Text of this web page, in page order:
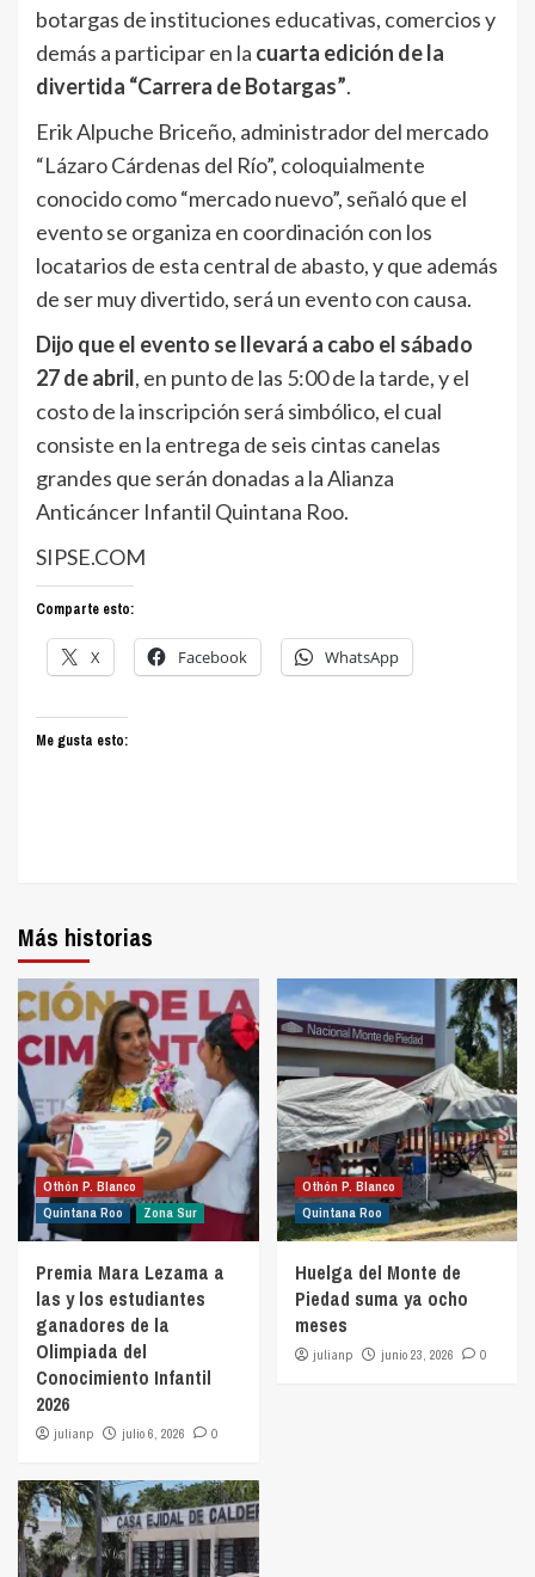
botargas de instituciones educativas, comercios y
demás a participar en la cuarta edición de la
divertida “Carrera de Botargas”.
Erik Alpuche Briceño, administrador del mercado
“Lázaro Cárdenas del Río”, coloquialmente
conocido como “mercado nuevo”, señaló que el
evento se organiza en coordinación con los
locatarios de esta central de abasto, y que además
de ser muy divertido, será un evento con causa.
Dijo que el evento se llevará a cabo el sábado
27 de abril, en punto de las 5:00 de la tarde, y el
costo de la inscripción será simbólico, el cual
consiste en la entrega de seis cintas canelas
grandes que serán donadas a la Alianza
Anticáncer Infantil Quintana Roo.
SIPSE.COM
Comparte esto:
X Facebook WhatsApp
Me gusta esto:
Más historias
Othón P. Blanco
Quintana Roo
Zona Sur
Premia Mara Lezama a
las y los estudiantes
ganadores de la
Olimpiada del
Conocimiento Infantil
2026
julianp julio 6, 2026 0
Othón P. Blanco
Quintana Roo
Huelga del Monte de
Piedad suma ya ocho
meses
julianp junio 23, 2026 0